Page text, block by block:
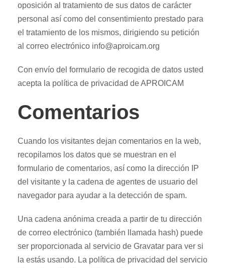
oposición al tratamiento de sus datos de carácter
personal así como del consentimiento prestado para
el tratamiento de los mismos, dirigiendo su petición
al correo electrónico info@aproicam.org
Con envío del formulario de recogida de datos usted
acepta la política de privacidad de APROICAM
Comentarios
Cuando los visitantes dejan comentarios en la web,
recopilamos los datos que se muestran en el
formulario de comentarios, así como la dirección IP
del visitante y la cadena de agentes de usuario del
navegador para ayudar a la detección de spam.
Una cadena anónima creada a partir de tu dirección
de correo electrónico (también llamada hash) puede
ser proporcionada al servicio de Gravatar para ver si
la estás usando. La política de privacidad del servicio